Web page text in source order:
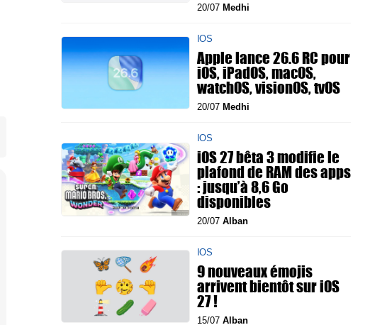
20/07 Medhi
IOS
Apple lance 26.6 RC pour
iOS, iPadOS, macOS,
watchOS, visionOS, tvOS
20/07 Medhi
IOS
iOS 27 bêta 3 modifie le
plafond de RAM des apps
: jusqu’à 8,6 Go
disponibles
20/07 Alban
IOS
9 nouveaux émojis
arrivent bientôt sur iOS
27 !
15/07 Alban